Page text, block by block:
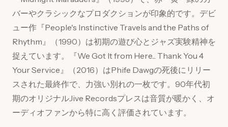
バーやクラシックなプロダクションが印象的です。デビ
ュー作『People's Instinctive Travels and the Paths of
Rhythm』（1990）は初期の遊び心とジャズ実験精神を
捉えています。『We Got It from Here... Thank You 4
Your Service』（2016）はPhife Dawgの死後にリリー
スされた最終作で、力強い別れの一枚です。90年代初
期のオリジナルJive Recordsプレスは音質が暖かく、オ
ーディオファンから特に高く評価されています。